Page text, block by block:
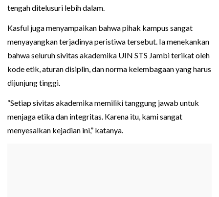
tengah ditelusuri lebih dalam.
Kasful juga menyampaikan bahwa pihak kampus sangat
menyayangkan terjadinya peristiwa tersebut. Ia menekankan
bahwa seluruh sivitas akademika UIN STS Jambi terikat oleh
kode etik, aturan disiplin, dan norma kelembagaan yang harus
dijunjung tinggi.
“Setiap sivitas akademika memiliki tanggung jawab untuk
menjaga etika dan integritas. Karena itu, kami sangat
menyesalkan kejadian ini,” katanya.